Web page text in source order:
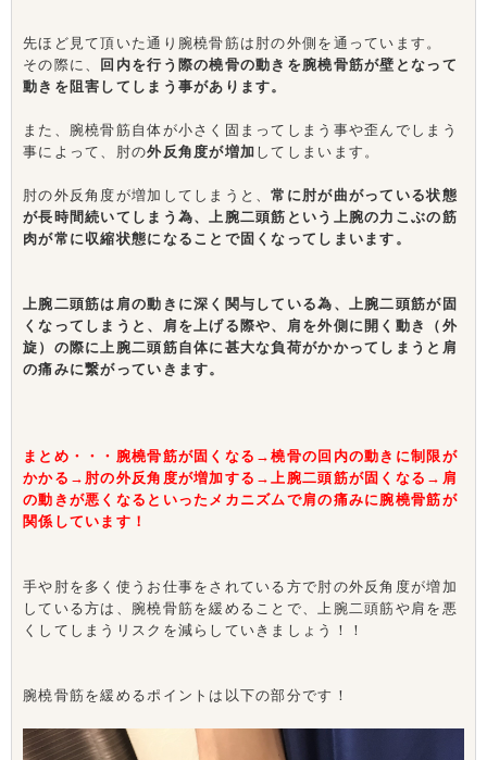
先ほど見て頂いた通り腕橈骨筋は肘の外側を通っています。
その際に、
回内を行う際の橈骨の動きを腕橈骨筋が壁となって
動きを阻害してしまう事があります。
また、腕橈骨筋自体が小さく固まってしまう事や歪んでしまう
事によって、肘の外反角度が増加 してしまいます。
肘の外反角度が増加してしまうと、常に肘が曲がっている状態
が長時間続いてしまう為、上腕二頭筋という上腕の力こぶの筋
肉が常に収縮状態になることで固くなってしまいます。
上腕二頭筋は肩の動きに深く関与している為、上腕二頭筋が固
くなってしまうと、肩を上げる際や、肩を外側に開く動き（外
旋）の際に上腕二頭筋自体に甚大な負荷がかかってしまうと肩
の痛みに繋がっていきます。
まとめ・・・腕橈骨筋が固くなる→橈骨の回内の動きに制限が
かかる→肘の外反角度が増加する→上腕二頭筋が固くなる→肩
の動きが悪くなるといったメカニズムで肩の痛みに腕橈骨筋が
関係しています！
手や肘を多く使うお仕事をされている方で肘の外反角度が増加
している方は、腕橈骨筋を緩めることで、上腕二頭筋や肩を悪
くしてしまうリスクを減らしていきましょう！！
腕橈骨筋を緩めるポイントは以下の部分です！